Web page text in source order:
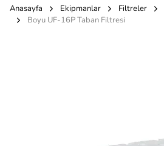
Anasayfa Ekipmanlar Filtreler
Boyu UF-16P Taban Filtresi